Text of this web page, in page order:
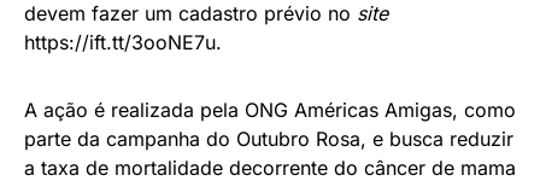
devem fazer um cadastro prévio no site
https://ift.tt/3ooNE7u.
A ação é realizada pela ONG Américas Amigas, como
parte da campanha do Outubro Rosa, e busca reduzir
a taxa de mortalidade decorrente do câncer de mama